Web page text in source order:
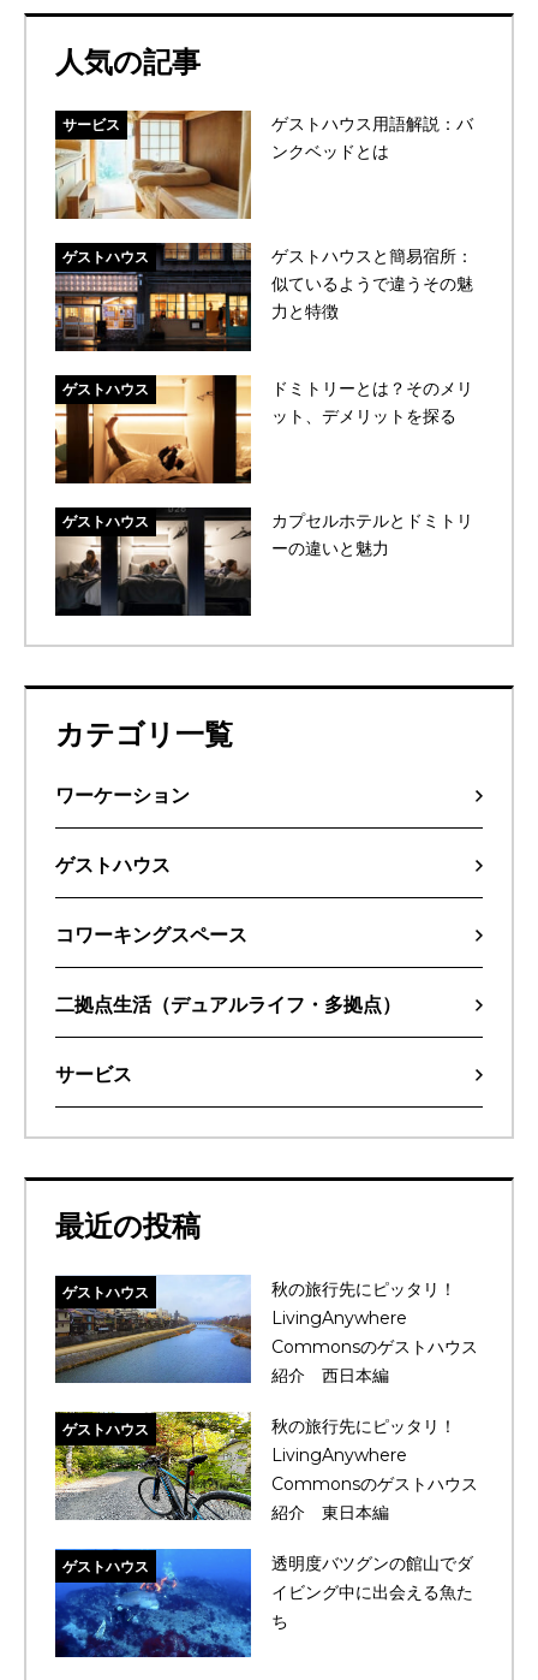
人気の記事
サービス
ゲストハウス用語解説：バ
ンクベッドとは
ゲストハウス
ゲストハウスと簡易宿所：
似ているようで違うその魅
力と特徴
ゲストハウス
ドミトリーとは？そのメリ
ット、デメリットを探る
ゲストハウス
カプセルホテルとドミトリ
ーの違いと魅力
カテゴリ一覧
ワーケーション
ゲストハウス
コワーキングスペース
二拠点生活（デュアルライフ・多拠点）
サービス
最近の投稿
ゲストハウス
秋の旅行先にピッタリ！
LivingAnywhere
Commonsのゲストハウス
紹介 西日本編
ゲストハウス
秋の旅行先にピッタリ！
LivingAnywhere
Commonsのゲストハウス
紹介 東日本編
ゲストハウス
透明度バツグンの館山でダ
イビング中に出会える魚た
ち